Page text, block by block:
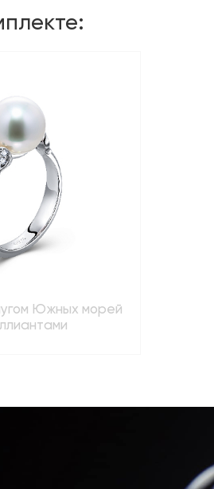
Южных морей